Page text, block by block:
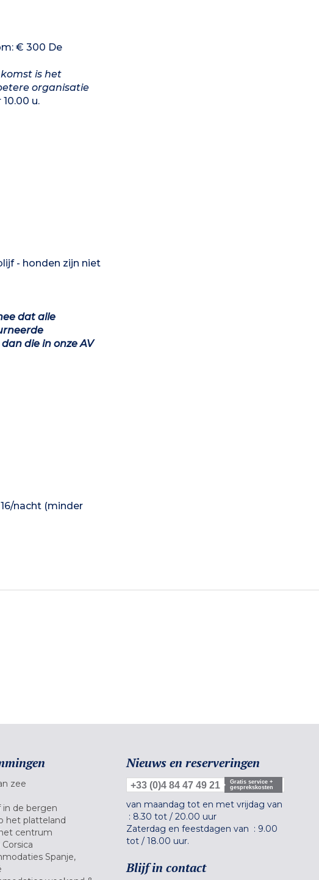
€ 300 De
is het
organisatie
u.
- honden zijn niet
dat alle
die in onze AV
nacht (minder
zee
in de bergen
het platteland
centrum
Spanje,
Nieuws en reserveringen
+33 (0)4 84 47 49 21
Gratis service +
gesprekskosten
van maandag tot en met vrijdag van
: 8.30 tot / 20.00 uur
Zaterdag en feestdagen van : 9.00
tot / 18.00 uur.
Blijf in contact